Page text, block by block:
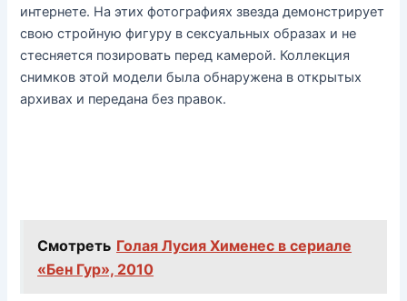
интернете. На этих фотографиях звезда демонстрирует
свою стройную фигуру в сексуальных образах и не
стесняется позировать перед камерой. Коллекция
снимков этой модели была обнаружена в открытых
архивах и передана без правок.
Смотреть Голая Лусия Хименес в сериале
«Бен Гур», 2010